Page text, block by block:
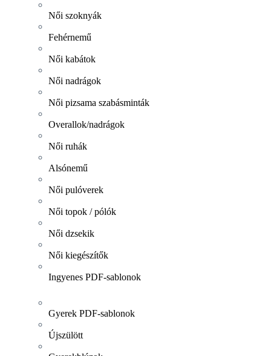
Női szoknyák
Fehérnemű
Női kabátok
Női nadrágok
Női pizsama szabásminták
Overallok/nadrágok
Női ruhák
Alsónemű
Női pulóverek
Női topok / pólók
Női dzsekik
Női kiegészítők
Ingyenes PDF-sablonok
Gyerek PDF-sablonok
Újszülött